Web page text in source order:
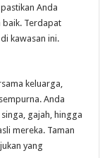
Anda
baik. Terdapat
kawasan ini.
keluarga,
Anda
gajah, hingga
mereka. Taman
yang